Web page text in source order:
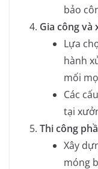
bảo
Gia công và
Lựa
hành
mối
Các
tại
Thi công
Xây
móng